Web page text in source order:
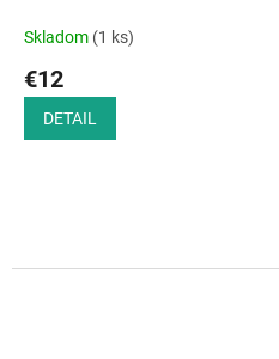
Skladom (1 ks)
€12
DETAIL